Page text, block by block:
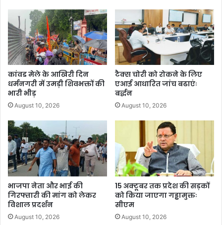
कांवड मेले के आखिरी दिन
धर्मनगरी में उमड़ी शिवभक्तों की
भारी भीड़
August 10, 2026
टैक्स चोरी को रोकने के लिए
एआई आधारित जांच बढाएंः
बर्द्धन
August 10, 2026
भाजपा नेता और भाई की
गिरफ्तारी की मांग को लेकर
विशाल प्रदर्शन
August 10, 2026
15 अक्टूबर तक प्रदेश की सड़कों
को किया जाएगा गड्ढामुक्तः
सीएम
August 10, 2026